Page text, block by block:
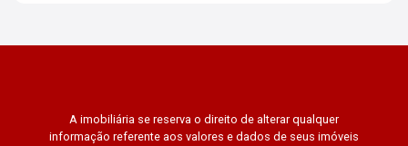
A imobiliária se reserva o direito de alterar qualquer
informação referente aos valores e dados de seus imóveis